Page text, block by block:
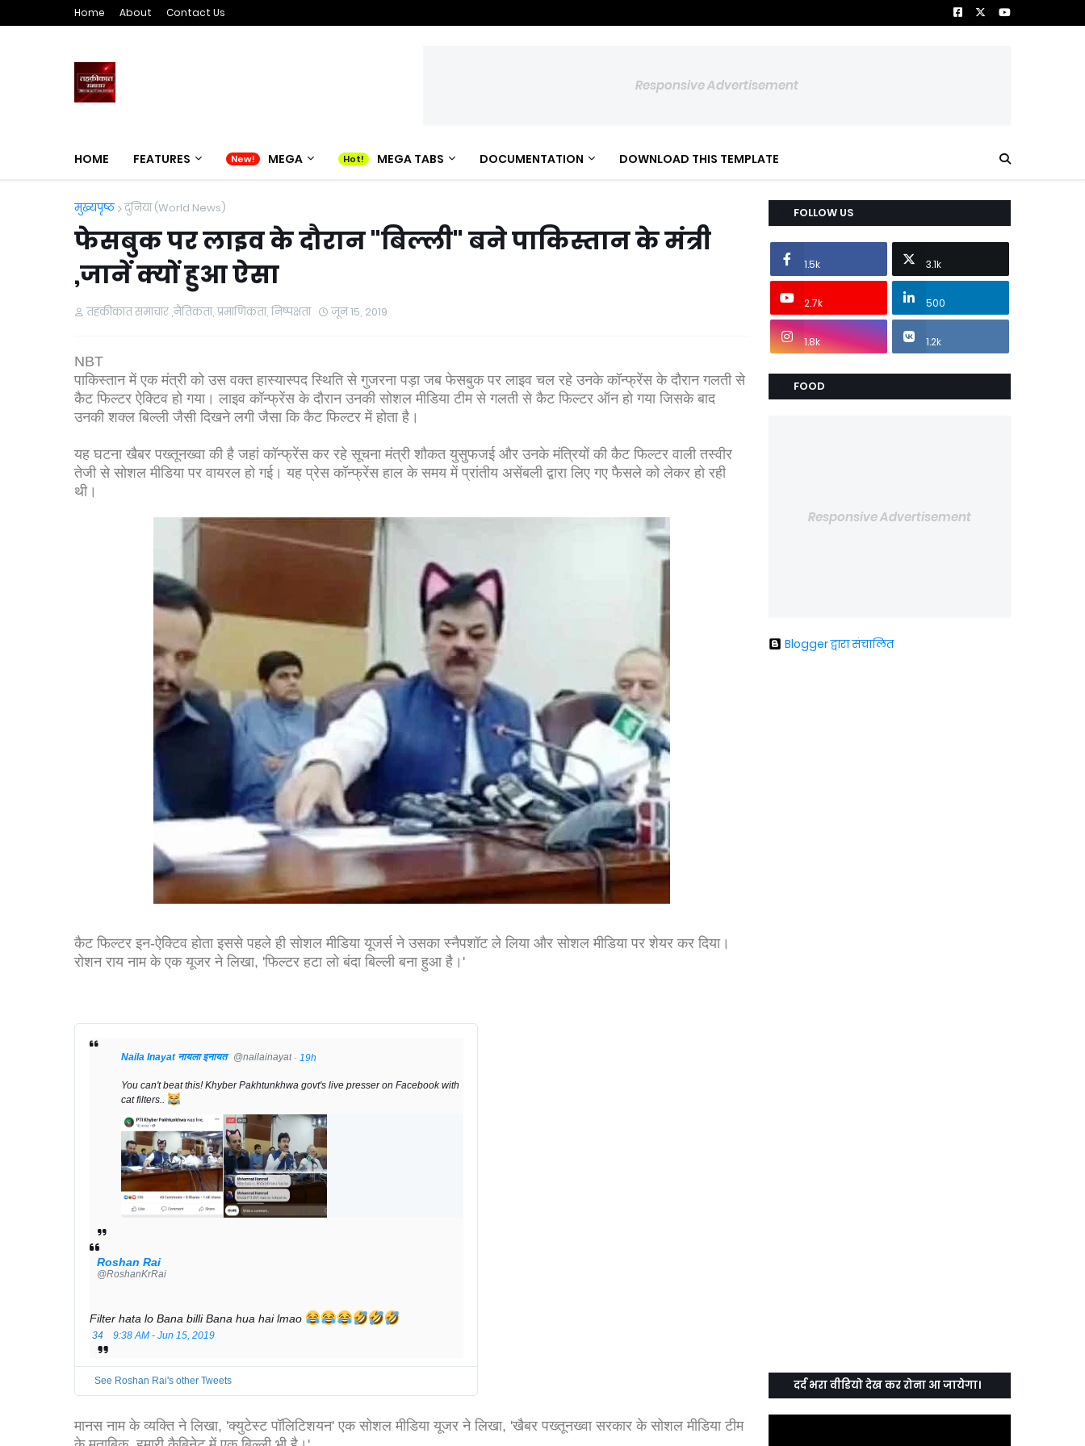
Home About Contact Us
Responsive Advertisement
HOME FEATURES MEGA MEGA TABS DOCUMENTATION DOWNLOAD THIS TEMPLATE
मुख्यपृष्ठ दुनिया (World News)
फेसबुक पर लाइव के दौरान "बिल्ली" बने पाकिस्तान के मंत्री
,जानें क्यों हुआ ऐसा
तहकीकात समाचार ,नैतिकता, प्रमाणिकता, निष्पक्षता जून 15, 2019
NBT
पाकिस्तान में एक मंत्री को उस वक्त हास्यास्पद स्थिति से गुजरना पड़ा जब फेसबुक पर लाइव चल रहे उनके कॉन्फ्रेंस के दौरान गलती से
कैट फिल्टर ऐक्टिव हो गया। लाइव कॉन्फ्रेंस के दौरान उनकी सोशल मीडिया टीम से गलती से कैट फिल्टर ऑन हो गया जिसके बाद
उनकी शक्ल बिल्ली जैसी दिखने लगी जैसा कि कैट फिल्टर में होता है।
यह घटना खैबर पख्तूनख्वा की है जहां कॉन्फ्रेंस कर रहे सूचना मंत्री शौकत युसुफजई और उनके मंत्रियों की कैट फिल्टर वाली तस्वीर
तेजी से सोशल मीडिया पर वायरल हो गई। यह प्रेस कॉन्फ्रेंस हाल के समय में प्रांतीय असेंबली द्वारा लिए गए फैसले को लेकर हो रही
थी।
कैट फिल्टर इन-ऐक्टिव होता इससे पहले ही सोशल मीडिया यूजर्स ने उसका स्नैपशॉट ले लिया और सोशल मीडिया पर शेयर कर दिया।
रोशन राय नाम के एक यूजर ने लिखा, 'फिल्टर हटा लो बंदा बिल्ली बना हुआ है।'
Naila Inayat नायला इनायत ✔
@nailainayat· 19h
You can't beat this! Khyber Pakhtunkhwa govt's live presser on Facebook with
cat filters..
Roshan Rai
@RoshanKrRai
Filter hata lo Bana billi Bana hua hai lmao
34 9:38 AM - Jun 15, 2019
r
A
See Roshan Rai's other Tweets
मानस नाम के व्यक्ति ने लिखा, 'क्युटेस्ट पॉलिटिशयन' एक सोशल मीडिया यूजर ने लिखा, 'खैबर पख्तूनख्वा सरकार के सोशल मीडिया टीम
FOLLOW US
1.5k 3.1k
2.7k 500
1.8k 1.2k
FOOD
Responsive Advertisement
Blogger द्वारा संचालित
दर्द भरा वीडियो देख कर रोना आ जायेगा।